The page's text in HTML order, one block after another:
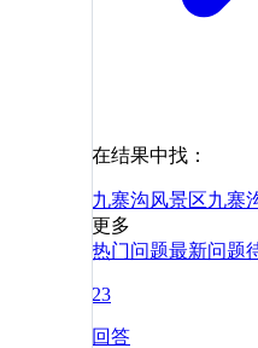
在结果中找：
九寨沟风景区九寨
更多
热门问题最新问题
23
回答